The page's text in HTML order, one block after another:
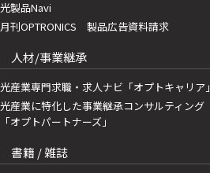
光製品Navi
月刊OPTRONICS 製品広告資料請求
人材/事業継承
光産業専門求職・求人ナビ「オプトキャリア」
光産業に特化した事業継承コンサルティング
「オプトパートナーズ」
書籍 / 雑誌